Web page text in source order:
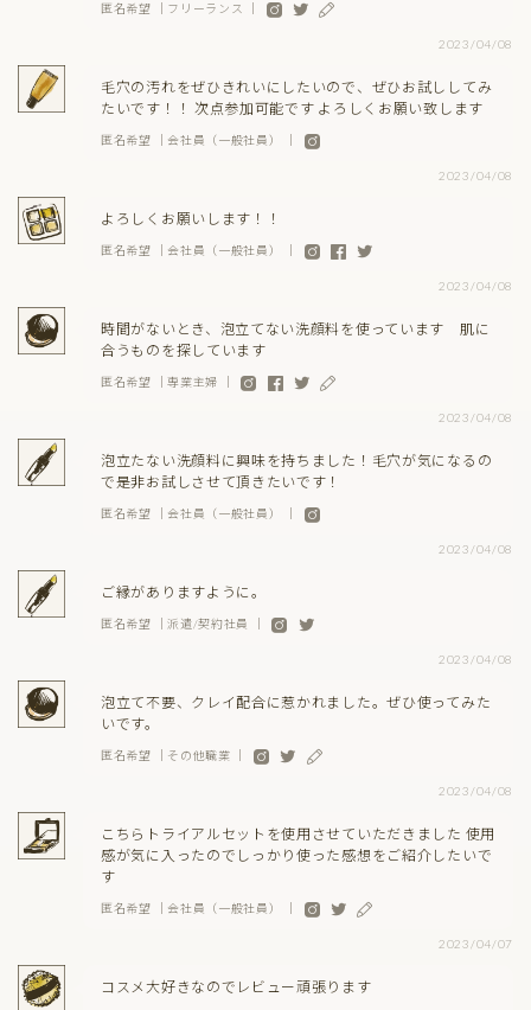
匿名希望 ｜フリーランス ｜
2023/04/08
毛穴の汚れをぜひきれいにしたいので、ぜひお試ししてみ
たいです！！ 次点参加可能です よろしくお願い致します
匿名希望 ｜会社員（一般社員） ｜
2023/04/08
よろしくお願いします！！
匿名希望 ｜会社員（一般社員） ｜
2023/04/08
時間がないとき、泡立てない洗顔料を使っています 肌に
合うものを探しています
匿名希望 ｜専業主婦 ｜
2023/04/08
泡立たない洗顔料に興味を持ちました！毛穴が気になるの
で是非お試しさせて頂きたいです！
匿名希望 ｜会社員（一般社員） ｜
2023/04/08
ご縁がありますように。
匿名希望 ｜派遣/契約社員 ｜
2023/04/08
泡立て不要、クレイ配合に惹かれました。ぜひ使ってみた
いです。
匿名希望 ｜その他職業 ｜
2023/04/08
こちらトライアルセットを使用させていただきました 使用
感が気に入ったのでしっかり使った感想をご紹介したいで
す
匿名希望 ｜会社員（一般社員） ｜
2023/04/07
コスメ大好きなのでレビュー頑張ります